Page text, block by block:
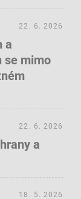
a
se mimo
22. 6. 2026
a
22. 6. 2026
18. 5. 2026